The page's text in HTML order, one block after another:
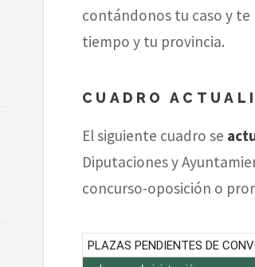
contándonos tu caso y te
tiempo y tu provincia.
CUADRO
El siguiente cuadro se
Diputaciones y
concurso-oposición o